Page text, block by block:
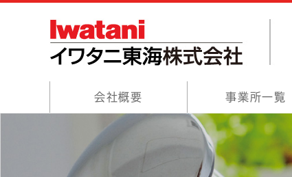
会社概要 事業所一覧